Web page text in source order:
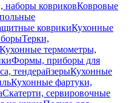
наборы ковриковКовровые
коврикиКухонные
Терки,
Кухонные термометры,
Формы, приборы для
тендерайзерыКухонные
Кухонные фартуки,
Скатерти, сервировочные